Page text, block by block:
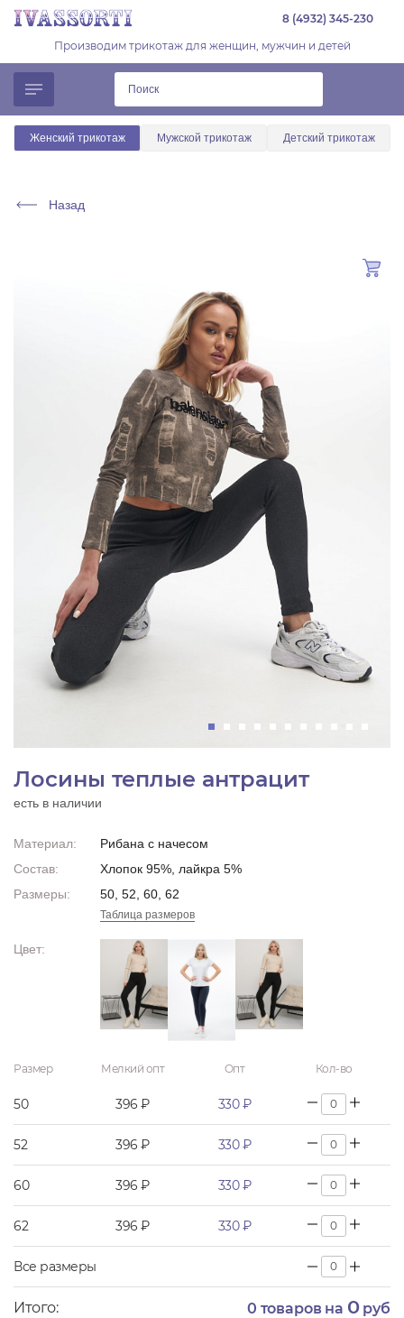
8 (4932) 345-230
Производим трикотаж для женщин, мужчин и детей
Женский трикотаж Мужской трикотаж Детский трикотаж
Назад
Лосины теплые антрацит
есть в наличии
Материал:
Рибана с начесом
Состав:
Хлопок 95%, лайкра 5%
Размеры:
50, 52, 60, 62
Таблица размеров
Цвет:
Размер Мелкий опт Опт Кол-во
50 396 ₽ 330 ₽
52 396 ₽ 330 ₽
60 396 ₽ 330 ₽
62 396 ₽ 330 ₽
Все размеры
Итого: 0 товаров на 0руб